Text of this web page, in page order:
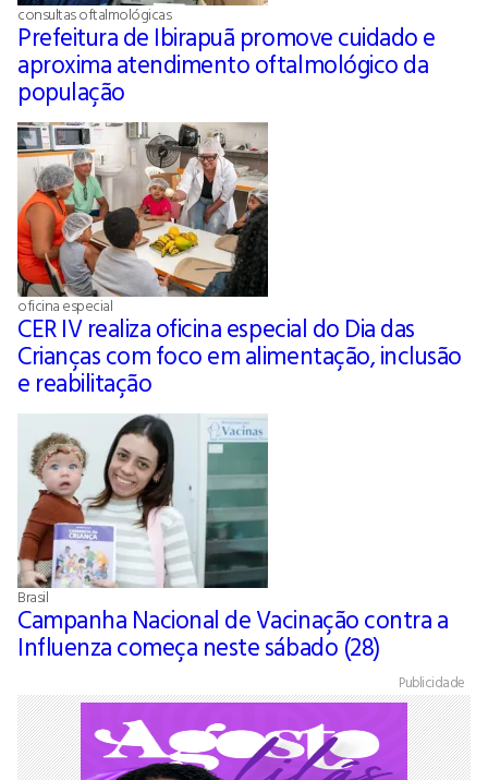
consultas oftalmológicas
Prefeitura de Ibirapuã promove cuidado e
aproxima atendimento oftalmológico da
população
oficina especial
CER IV realiza oficina especial do Dia das
Crianças com foco em alimentação, inclusão
e reabilitação
Brasil
Campanha Nacional de Vacinação contra a
Influenza começa neste sábado (28)
Publicidade